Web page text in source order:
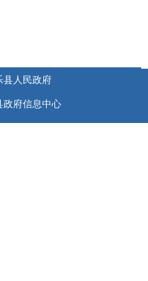
县人民政府
政府信息中心